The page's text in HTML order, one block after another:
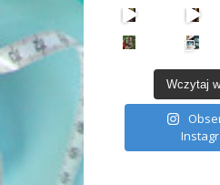
Wczytaj